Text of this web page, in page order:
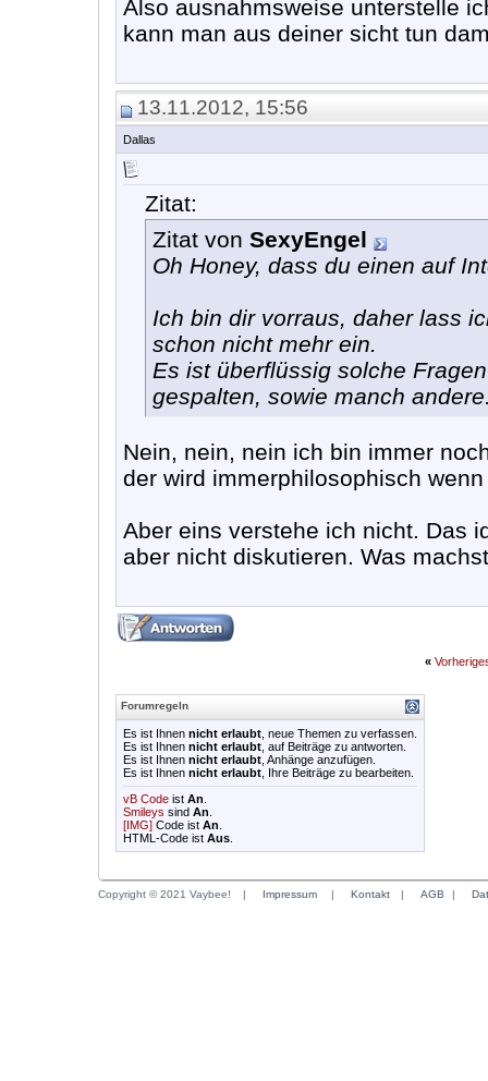
Also ausnahmsweise unterstelle
kann man aus deiner sicht tun
13.11.2012, 15:56
Dallas
Zitat:
Zitat von SexyEngel
Oh Honey, dass du einen auf
Ich bin dir vorraus, daher lass
schon nicht mehr ein.
Es ist überflüssig solche
gespalten, sowie manch
Nein, nein, nein ich bin immer
der wird immerphilosophisch
Aber eins verstehe ich nicht. Das
aber nicht diskutieren. Was
«
Forumregeln
Es ist Ihnen nicht erlaubt , neue Themen zu verfassen.
Es ist Ihnen nicht erlaubt , auf Beiträge zu antworten.
Es ist Ihnen nicht erlaubt , Anhänge anzufügen.
Es ist Ihnen nicht erlaubt , Ihre Beiträge zu bearbeiten.
vB Code ist An
Smileys sind An
[IMG] Code ist An
HTML-Code ist Aus
Copyright © 2021 Vaybee! | Impressum | Kontakt | AGB |